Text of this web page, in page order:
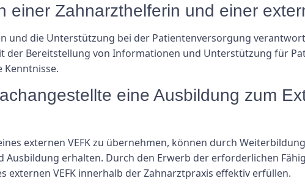
einer Zahnarzthelferin und einer
und die Unterstützung bei der Patientenversorgung
der Bereitstellung von Informationen und Unterstützung für
Kenntnisse.
eine Ausbildung zum
externen VEFK zu übernehmen, können durch
erhalten. Durch den Erwerb der erforderlichen
VEFK innerhalb der Zahnarztpraxis effektiv erfüllen.